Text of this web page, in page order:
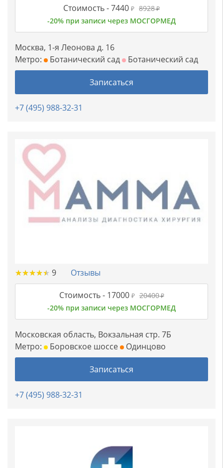
Стоимость -7440 ₽ 8928₽
-20% при записи через МОСГОРМЕД
Москва, 1-я Леонова д. 16
Метро:
Ботанический сад Ботанический сад
Записаться
+7 (495) 988-32-31
★★★★★
★★★★★ 9 Отзывы
Стоимость -17000 ₽ 20400₽
-20% при записи через МОСГОРМЕД
Московская область, Вокзальная стр. 7Б
Метро:
Боровское шоссе Одинцово
Записаться
+7 (495) 988-32-31